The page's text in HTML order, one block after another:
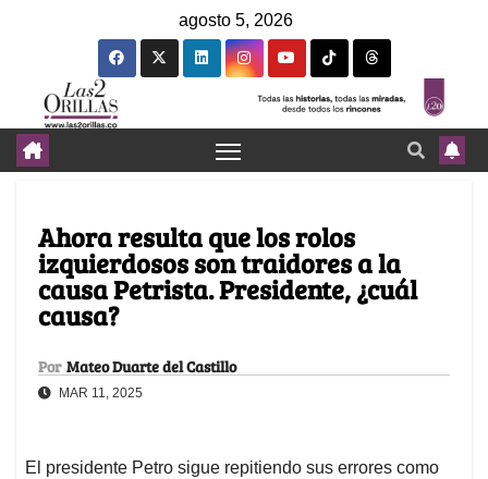
agosto 5, 2026
Ahora resulta que los rolos
izquierdosos son traidores a la
causa Petrista. Presidente, ¿cuál
causa?
Por Mateo Duarte del Castillo
MAR 11, 2025
El presidente Petro sigue repitiendo sus errores como